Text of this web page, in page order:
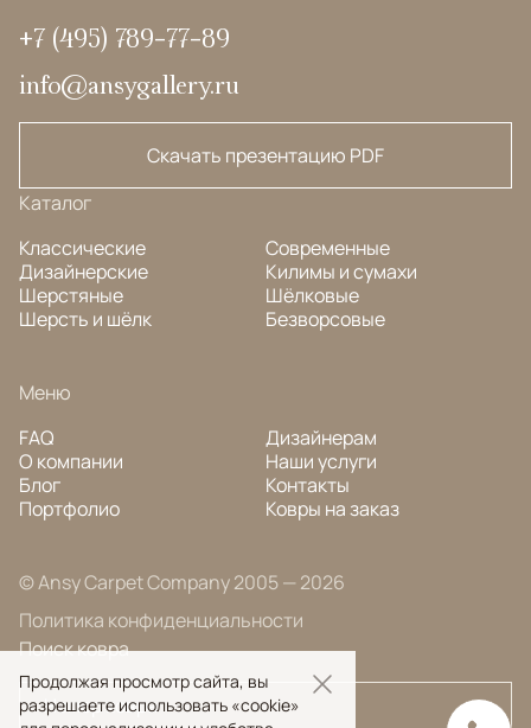
+7 (495) 789-77-89
info@ansygallery.ru
Скачать презентацию PDF
Каталог
Классические
Дизайнерские
Шерстяные
Шерсть и шёлк
Современные
Килимы и сумахи
Шёлковые
Безворсовые
Меню
FAQ
О компании
Блог
Портфолио
Дизайнерам
Наши услуги
Контакты
Ковры на заказ
© Ansy Carpet Company 2005 — 2026
Политика конфиденциальности
Поиск ковра
Продолжая просмотр сайта, вы
разрешаете использовать «cookie»